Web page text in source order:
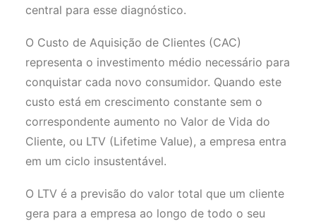
central para esse diagnóstico.
O Custo de Aquisição de Clientes (CAC)
representa o investimento médio necessário para
conquistar cada novo consumidor. Quando este
custo está em crescimento constante sem o
correspondente aumento no Valor de Vida do
Cliente, ou LTV (Lifetime Value), a empresa entra
em um ciclo insustentável.
O LTV é a previsão do valor total que um cliente
gera para a empresa ao longo de todo o seu